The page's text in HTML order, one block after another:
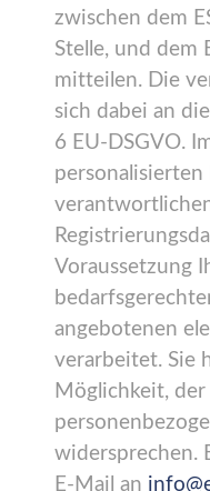
zwischen dem
Stelle, und dem
mitteilen. Die
sich dabei an
6 EU-DSGVO.
Voraussetzung
angebotenen
verarbeitet. Sie
Möglichkeit,
widersprechen.
E-Mail an